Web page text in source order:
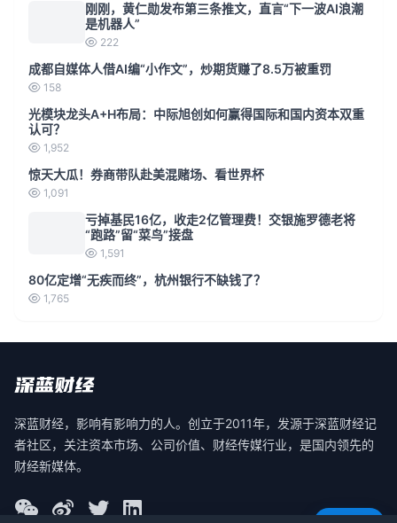
刚刚，黄仁勋发布第三条推文，直言“下一波AI浪潮
是机器人”
222
成都自媒体人借AI编“小作文”，炒期货赚了8.5万被重罚
158
光模块龙头A+H布局：中际旭创如何赢得国际和国内资本双重
认可？
1,952
惊天大瓜！券商带队赴美混赌场、看世界杯
1,091
亏掉基民16亿，收走2亿管理费！交银施罗德老将
“跑路”留“菜鸟”接盘
1,591
80亿定增“无疾而终”，杭州银行不缺钱了？
1,765
深蓝财经，影响有影响力的人。创立于2011年，发源于深蓝财经记
者社区，关注资本市场、公司价值、财经传媒行业，是国内领先的
财经新媒体。